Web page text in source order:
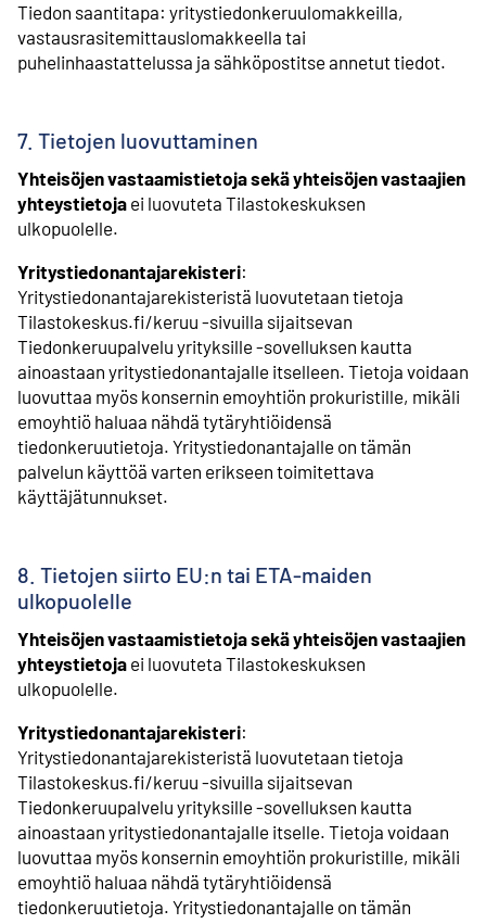
Tiedon saantitapa: yritystiedonkeruulomakkeilla,
vastausrasitemittauslomakkeella tai
puhelinhaastattelussa ja sähköpostitse annetut tiedot.
7. Tietojen luovuttaminen
Yhteisöjen vastaamistietoja sekä yhteisöjen vastaajien
yhteystietoja ei luovuteta Tilastokeskuksen
ulkopuolelle.
Yritystiedonantajarekisteri:
Yritystiedonantajarekisteristä luovutetaan tietoja
Tilastokeskus.fi/keruu -sivuilla sijaitsevan
Tiedonkeruupalvelu yrityksille -sovelluksen kautta
ainoastaan yritystiedonantajalle itselleen. Tietoja voidaan
luovuttaa myös konsernin emoyhtiön prokuristille, mikäli
emoyhtiö haluaa nähdä tytäryhtiöidensä
tiedonkeruutietoja. Yritystiedonantajalle on tämän
palvelun käyttöä varten erikseen toimitettava
käyttäjätunnukset.
8. Tietojen siirto EU:n tai ETA-maiden
ulkopuolelle
Yhteisöjen vastaamistietoja sekä yhteisöjen vastaajien
yhteystietoja ei luovuteta Tilastokeskuksen
ulkopuolelle.
Yritystiedonantajarekisteri:
Yritystiedonantajarekisteristä luovutetaan tietoja
Tilastokeskus.fi/keruu -sivuilla sijaitsevan
Tiedonkeruupalvelu yrityksille -sovelluksen kautta
ainoastaan yritystiedonantajalle itselle. Tietoja voidaan
luovuttaa myös konsernin emoyhtiön prokuristille, mikäli
emoyhtiö haluaa nähdä tytäryhtiöidensä
tiedonkeruutietoja. Yritystiedonantajalle on tämän